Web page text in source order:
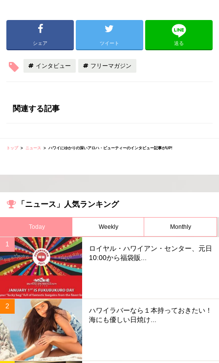
シェア ツイート 送る
インタビュー フリーマガジン
関連する記事
トップ ニュース ハワイにゆかりの深いアロハ・ビューティーのインタビュー記事がUP!
「ニュース」人気ランキング
Today Weekly Monthly
ロイヤル・ハワイアン・センター、元日
10:00から福袋販...
ハワイラバーなら１本持っておきたい！
海にも優しい日焼け...